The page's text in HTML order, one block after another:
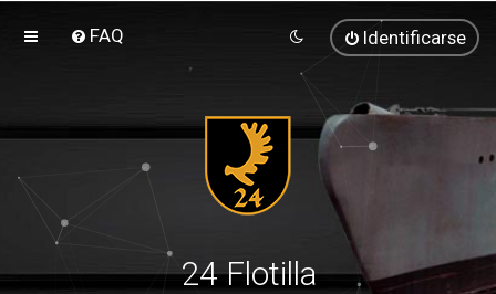
FAQ Identificarse
24 Flotilla